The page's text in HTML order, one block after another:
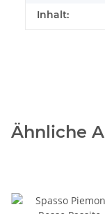
Inhalt:
Ähnliche